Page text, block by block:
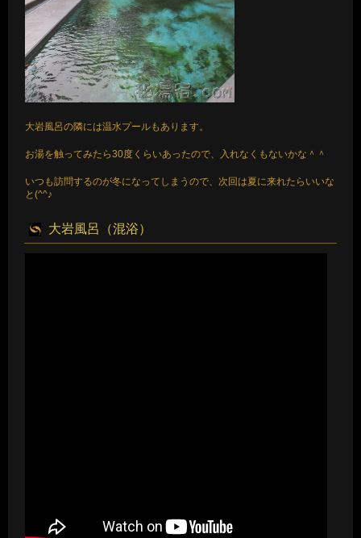
大岩風呂の隣には温水プールもあります。
お湯を触ってみたら30度くらいあったので、入れなくもないかな＾＾
いつも訪問するのが冬になってしまうので、次回は夏に来れたらいいな
と(^^♪
大岩風呂（混浴）